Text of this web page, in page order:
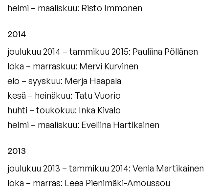
helmi – maaliskuu: Risto Immonen
2014
joulukuu 2014 – tammikuu 2015: Pauliina Pöllänen
loka – marraskuu: Mervi Kurvinen
elo – syyskuu: Merja Haapala
kesä – heinäkuu: Tatu Vuorio
huhti – toukokuu: Inka Kivalo
helmi – maaliskuu: Eveliina Hartikainen
2013
joulukuu 2013 – tammikuu 2014: Venla Martikainen
loka – marras: Leea Pienimäki-Amoussou